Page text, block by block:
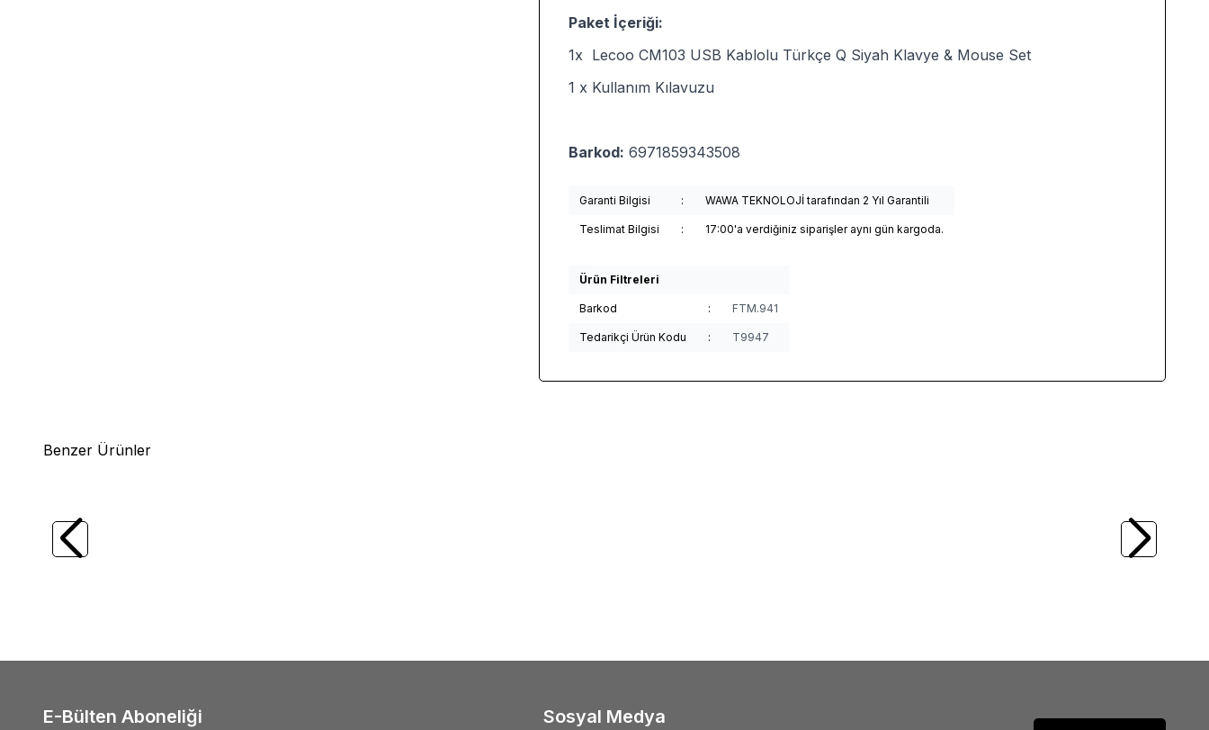
Paket İçeriği:
1x Lecoo CM103 USB Kablolu Türkçe Q Siyah Klavye & Mouse Set
1 x Kullanım Kılavuzu
Barkod: 6971859343508
Garanti Bilgisi : WAWA TEKNOLOJİ tarafından 2 Yıl Garantili
Teslimat Bilgisi : 17:00'a verdiğiniz siparişler aynı gün kargoda.
Ürün Filtreleri
Barkod : FTM.941
Tedarikçi Ürün Kodu : T9947
Benzer Ürünler
LECOO
KALAVYE VE MOUSE SET
LECOO MS102 USB KABLOLU
E-Bülten Aboneliği Sosyal Medya